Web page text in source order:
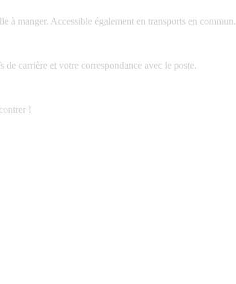
à manger. Accessible également en transports en commun.
carrière et votre correspondance avec le poste.
!